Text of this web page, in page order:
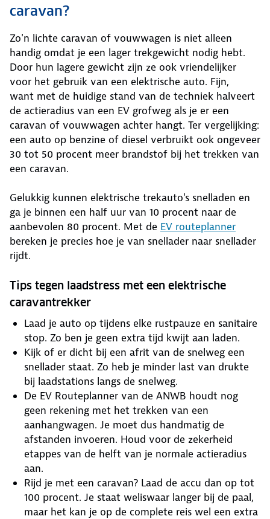
caravan?
Zo'n lichte caravan of vouwwagen is niet alleen
handig omdat je een lager trekgewicht nodig hebt.
Door hun lagere gewicht zijn ze ook vriendelijker
voor het gebruik van een elektrische auto. Fijn,
want met de huidige stand van de techniek halveert
de actieradius van een EV grofweg als je er een
caravan of vouwwagen achter hangt. Ter vergelijking:
een auto op benzine of diesel verbruikt ook ongeveer
30 tot 50 procent meer brandstof bij het trekken van
een caravan.
Gelukkig kunnen elektrische trekauto's snelladen en
ga je binnen een half uur van 10 procent naar de
aanbevolen 80 procent. Met de EV routeplanner
bereken je precies hoe je van snellader naar snellader
rijdt.
Tips tegen laadstress met een elektrische
caravantrekker
Laad je auto op tijdens elke rustpauze en sanitaire
stop. Zo ben je geen extra tijd kwijt aan laden.
Kijk of er dicht bij een afrit van de snelweg een
snellader staat. Zo heb je minder last van drukte
bij laadstations langs de snelweg.
De EV Routeplanner van de ANWB houdt nog
geen rekening met het trekken van een
aanhangwagen. Je moet dus handmatig de
afstanden invoeren. Houd voor de zekerheid
etappes van de helft van je normale actieradius
aan.
Rijd je met een caravan? Laad de accu dan op tot
100 procent. Je staat weliswaar langer bij de paal,
maar het kan je op de complete reis wel een extra